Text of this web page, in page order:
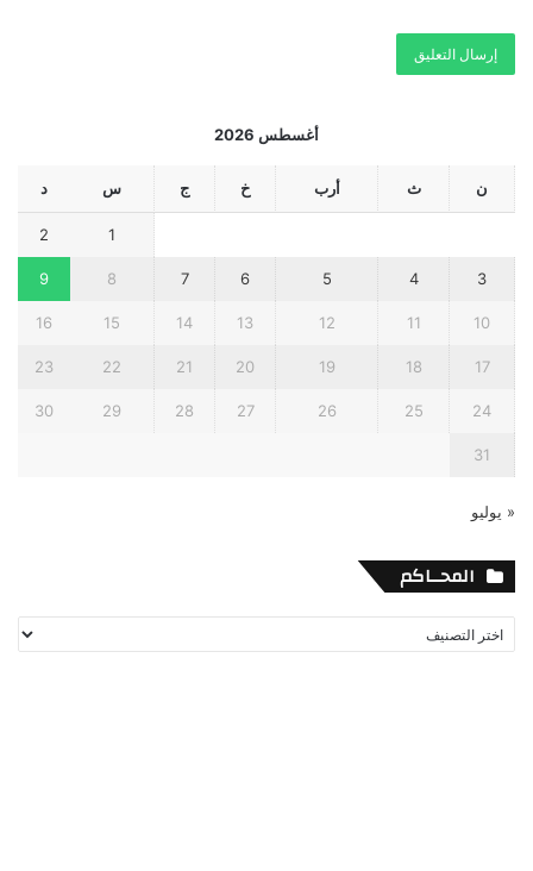
أغسطس 2026
ن ث أرب خ ج س د
1
2
3
4
5
6
7
8
9
10
11
12
13
14
15
16
17
18
19
20
21
22
23
24
25
26
27
28
29
30
31
« يوليو
المحــاكم
المحــاكم